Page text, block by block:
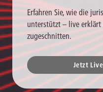
Erfahren Sie, wie die
unterstützt – live erklärt
zugeschnitten.
Jetzt